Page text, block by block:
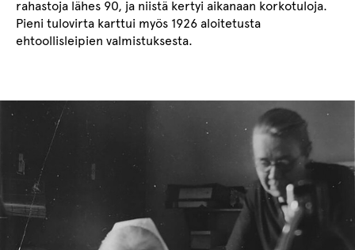
rahastoja lähes 90, ja niistä kertyi aikanaan korkotuloja.
Pieni tulovirta karttui myös 1926 aloitetusta
ehtoollisleipien valmistuksesta.